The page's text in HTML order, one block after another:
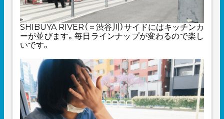
SHIBUYA RIVER（＝渋谷川）サイドにはキッチンカ
ーが並びます。毎日ラインナップが変わるので楽し
いです。